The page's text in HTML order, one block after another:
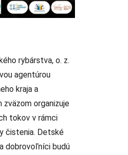
rybárstva, o. z.
agentúrou
kraja a
zväzom organizuje
tokov v rámci
čistenia. Detské
dobrovoľníci budú